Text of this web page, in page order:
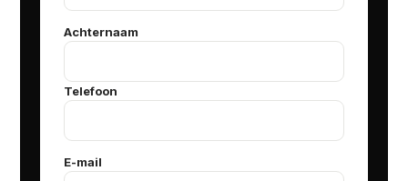
Achternaam
Telefoon
E-mail